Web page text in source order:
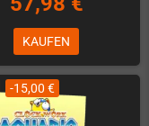
KAUFEN
-15,00 €